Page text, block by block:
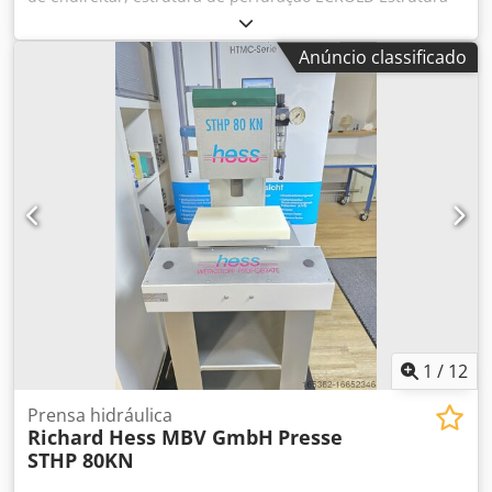
de prensa com cilindro hidráulico, prensa móvel, unidade
de perfuração Tipo RSD 1500 - 125 Máquina nº. N.º 317 /
690 Ano de fabrico aprox. 1986 Força de prensagem 150
ton. Profundidade da garganta 125 mm Curso do êmbolo
35 mm Tamanho da mesa 280 x 210 mm Superfície do
êmbolo Ø 125 mm Altura de instalação (cilindro à mesa)
máx. 265 mm Altura da mesa acima do chão 403 mm
Dcodpfx Absd Swtaszjk Pressão de funcionamento
hidráulico máx. 500 bar - Sem unidade hidráulica -
Superfície do êmbolo com 4 roscas M16 e ranhura de guia
de 20 mm, furo de centragem Ø 15 mm no meio - 1
mangueira hidráulica de alta pressão com rosca externa
M30x1,5 mm, comprimento da mangueira 4 metros - 1
mangueira hidráulica de alta pressão com porca de união
M30x1,5 mm, comprimento da mangueira 4 metros Espaço
necessário C x L x A 700 x 300 x 1450 mm Peso 1250 kg
Anúncio classificado
1 / 12
Prensa hidráulica
Richard Hess MBV GmbH Presse
STHP 80KN